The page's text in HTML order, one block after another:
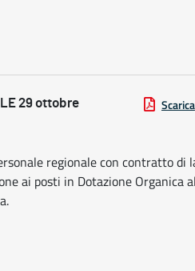
29 ottobre
Scarica
regionale con contratto di
ai posti in Dotazione Organica